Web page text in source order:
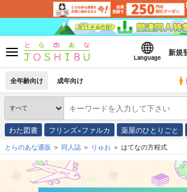
Language
新規
全年齢向け 成年向け
わた図書 フリンズ×ファルカ 薬屋のひとりごと
とらのあな通販 同人誌 りゅお はてなの方程式